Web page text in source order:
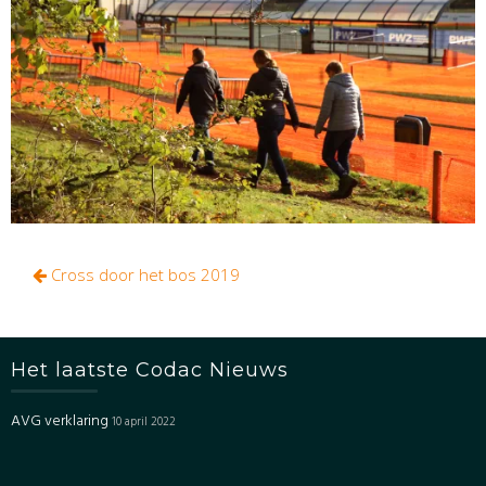
Bericht
Cross door het bos 2019
Het laatste Codac Nieuws
AVG verklaring 10 april 2022